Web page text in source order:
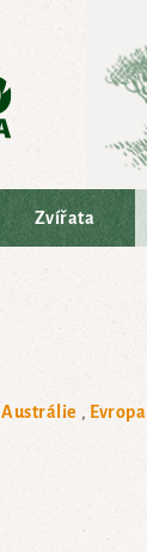
Zvířata
Austrálie Evropa